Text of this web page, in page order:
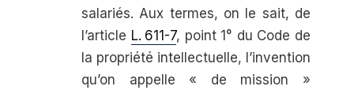
salariés. Aux termes, on le sait, de
l’article L. 611-7, point 1° du Code de
la propriété intellectuelle, l’invention
qu’on appelle « de mission »